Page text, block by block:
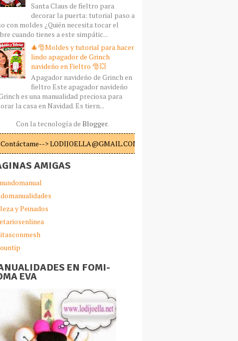
Santa Claus de fieltro para
decorar la puerta: tutorial paso a
con moldes ¿Quién necesita tocar el
cuando tienes a este simpátic...
🎄🎅Moldes y tutorial para hacer
lindo apagador de Grinch
navideño en Fieltro 🎅💥
Apagador navideño de Grinch en
fieltro Este apagador navideño
es una manualidad preciosa para
la casa en Navidad. Es tiern...
Con la tecnología de Blogger.
Contáctame--> LODIJOELLA@GMAIL.COM
AMIGAS
y Peinados
EN FOMI-
EVA